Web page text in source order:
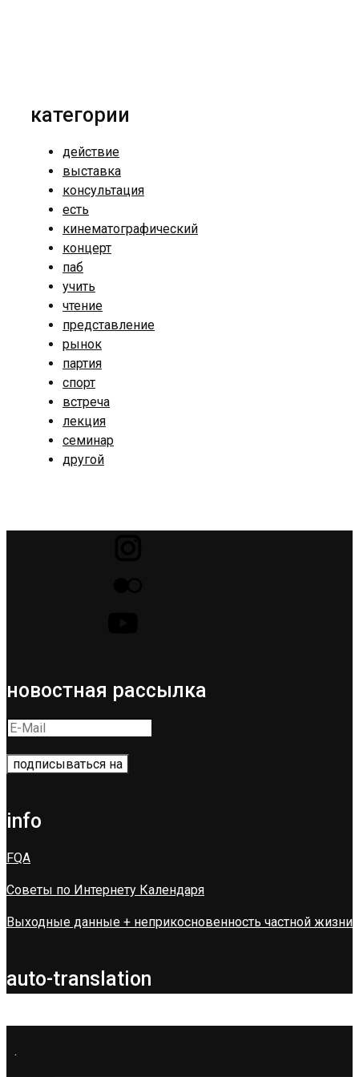
категории
действие
выставка
консультация
есть
кинематографический
концерт
паб
учить
чтение
представление
рынок
партия
спорт
встреча
лекция
семинар
другой
новостная рассылка
info
FQA
Советы по Интернету Календаря
Выходные данные + неприкосновенность частной жизни
auto-translation
.